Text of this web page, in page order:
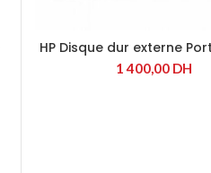
HP Disque dur externe
P500 1To (Black)
1 400,00 DH